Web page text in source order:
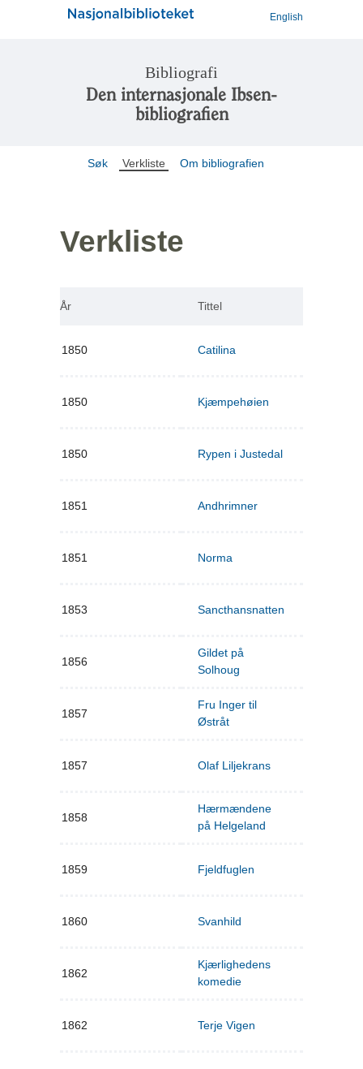
English
Bibliografi
Den internasjonale Ibsen-
bibliografien
Søk Verkliste Om bibliografien
Verkliste
År Tittel
1850 Catilina
1850 Kjæmpehøien
1850 Rypen i Justedal
1851 Andhrimner
1851 Norma
1853 Sancthansnatten
1856
Gildet på
Solhoug
1857
Fru Inger til
Østråt
1857 Olaf Liljekrans
1858
Hærmændene
på Helgeland
1859 Fjeldfuglen
1860 Svanhild
1862
Kjærlighedens
komedie
1862 Terje Vigen